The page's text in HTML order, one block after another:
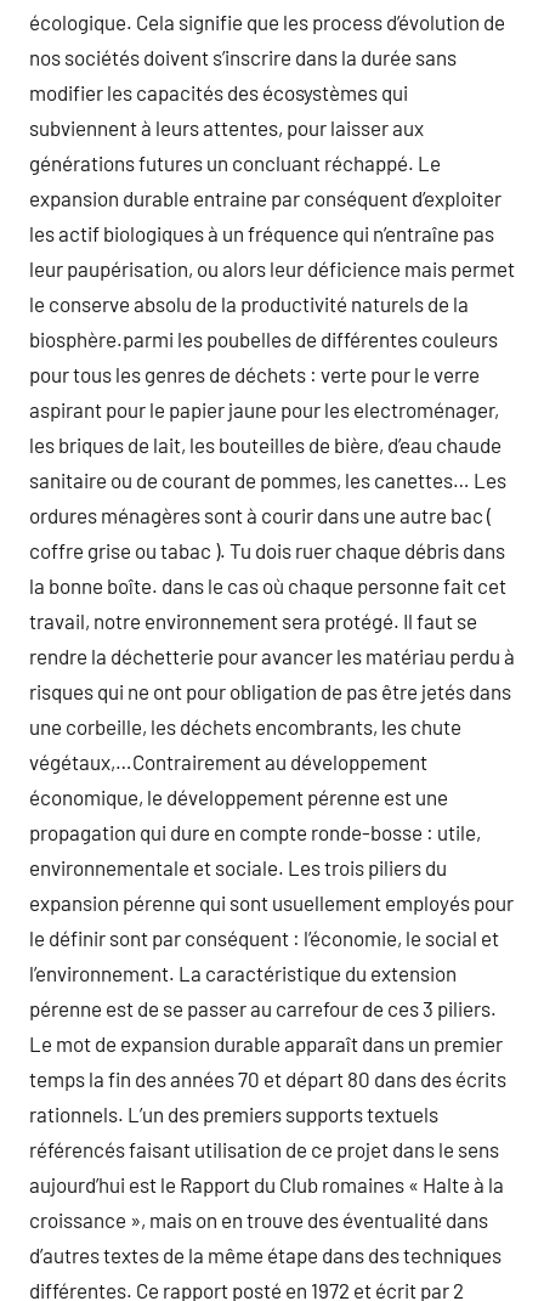
écologique. Cela signifie que les process d’évolution de
nos sociétés doivent s’inscrire dans la durée sans
modifier les capacités des écosystèmes qui
subviennent à leurs attentes, pour laisser aux
générations futures un concluant réchappé. Le
expansion durable entraine par conséquent d’exploiter
les actif biologiques à un fréquence qui n’entraîne pas
leur paupérisation, ou alors leur déficience mais permet
le conserve absolu de la productivité naturels de la
biosphère.parmi les poubelles de différentes couleurs
pour tous les genres de déchets : verte pour le verre
aspirant pour le papier jaune pour les electroménager,
les briques de lait, les bouteilles de bière, d’eau chaude
sanitaire ou de courant de pommes, les canettes… Les
ordures ménagères sont à courir dans une autre bac (
coffre grise ou tabac ). Tu dois ruer chaque débris dans
la bonne boîte. dans le cas où chaque personne fait cet
travail, notre environnement sera protégé. Il faut se
rendre la déchetterie pour avancer les matériau perdu à
risques qui ne ont pour obligation de pas être jetés dans
une corbeille, les déchets encombrants, les chute
végétaux,…Contrairement au développement
économique, le développement pérenne est une
propagation qui dure en compte ronde-bosse : utile,
environnementale et sociale. Les trois piliers du
expansion pérenne qui sont usuellement employés pour
le définir sont par conséquent : l’économie, le social et
l’environnement. La caractéristique du extension
pérenne est de se passer au carrefour de ces 3 piliers.
Le mot de expansion durable apparaît dans un premier
temps la fin des années 70 et départ 80 dans des écrits
rationnels. L’un des premiers supports textuels
référencés faisant utilisation de ce projet dans le sens
aujourd’hui est le Rapport du Club romaines « Halte à la
croissance », mais on en trouve des éventualité dans
d’autres textes de la même étape dans des techniques
différentes. Ce rapport posté en 1972 et écrit par 2